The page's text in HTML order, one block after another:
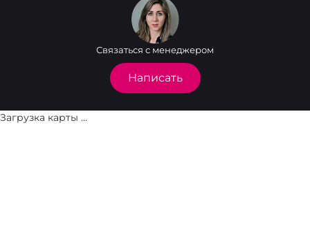
Связаться с менеджером
Написать
Загрузка карты ...